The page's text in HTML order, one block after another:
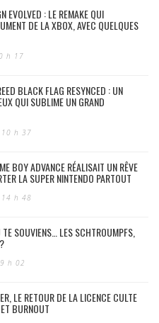
EVOLVED : LE REMAKE QUI
DE LA XBOX, AVEC QUELQUES
h 17
BLACK FLAG RESYNCED : UN
QUI SUBLIME UN GRAND
h 37
BOY ADVANCE RÉALISAIT UN RÊVE
LA SUPER NINTENDO PARTOUT
h 48
SOUVIENS… LES SCHTROUMPFS,
h 02
LE RETOUR DE LA LICENCE CULTE
BURNOUT